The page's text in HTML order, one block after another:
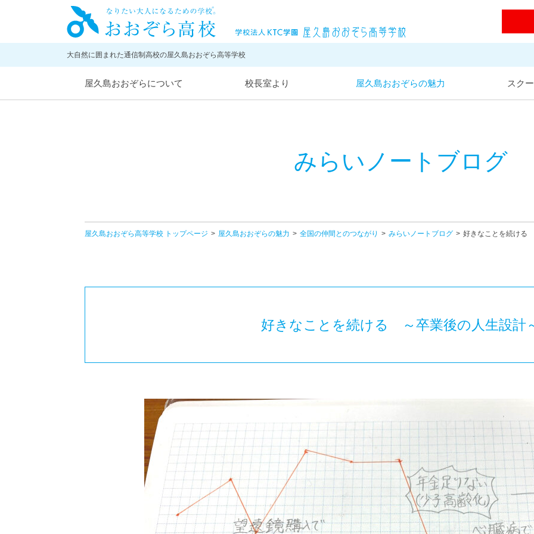
大自然に囲まれた通信制高校の屋久島おおぞら高等学校
屋久島おおぞら高等学校
屋久島おおぞらについて 校長室より 屋久島おおぞらの魅力 スク
みらいノートブログ
屋久島おおぞら高等学校 トップページ 屋久島おおぞらの魅力 全国の仲間とのつながり みらいノートブログ 好きなことを続ける
好きなことを続ける ～卒業後の人生設計